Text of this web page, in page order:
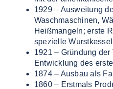
1929 – Ausweitung
Waschmaschinen,
Heißmangeln; erste
spezielle Wurstkessel
1921 – Gründung der
Entwicklung des
1874 – Ausbau als
1860 – Erstmals
VOSS-MODELLE